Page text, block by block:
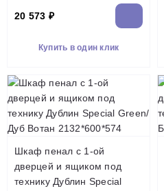
20 573 ₽
Купить в один клик
Шкаф пенал с 1-ой
дверцей и ящиком под
технику Дублин Special